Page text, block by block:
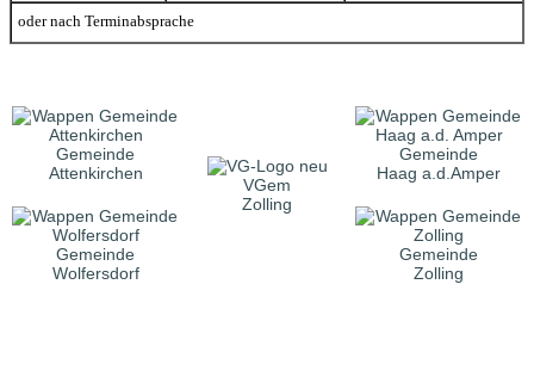
oder nach Terminabsprache
Gemeinde
Attenkirchen
VGem
Zolling
Gemeinde
Haag a.d.Amper
Gemeinde
Wolfersdorf
Gemeinde
Zolling